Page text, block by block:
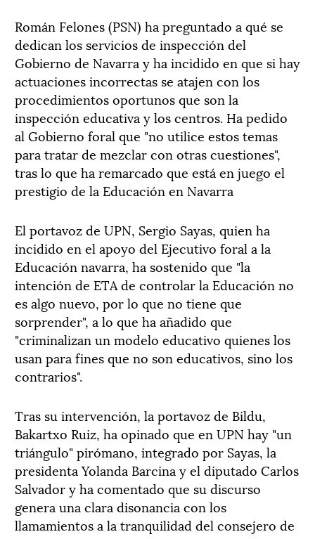
Román Felones (PSN) ha preguntado a qué se
dedican los servicios de inspección del
Gobierno de Navarra y ha incidido en que si hay
actuaciones incorrectas se atajen con los
procedimientos oportunos que son la
inspección educativa y los centros. Ha pedido
al Gobierno foral que "no utilice estos temas
para tratar de mezclar con otras cuestiones",
tras lo que ha remarcado que está en juego el
prestigio de la Educación en Navarra
El portavoz de UPN, Sergio Sayas, quien ha
incidido en el apoyo del Ejecutivo foral a la
Educación navarra, ha sostenido que "la
intención de ETA de controlar la Educación no
es algo nuevo, por lo que no tiene que
sorprender", a lo que ha añadido que
"criminalizan un modelo educativo quienes los
usan para fines que no son educativos, sino los
contrarios".
Tras su intervención, la portavoz de Bildu,
Bakartxo Ruiz, ha opinado que en UPN hay "un
triángulo" pirómano, integrado por Sayas, la
presidenta Yolanda Barcina y el diputado Carlos
Salvador y ha comentado que su discurso
genera una clara disonancia con los
llamamientos a la tranquilidad del consejero de